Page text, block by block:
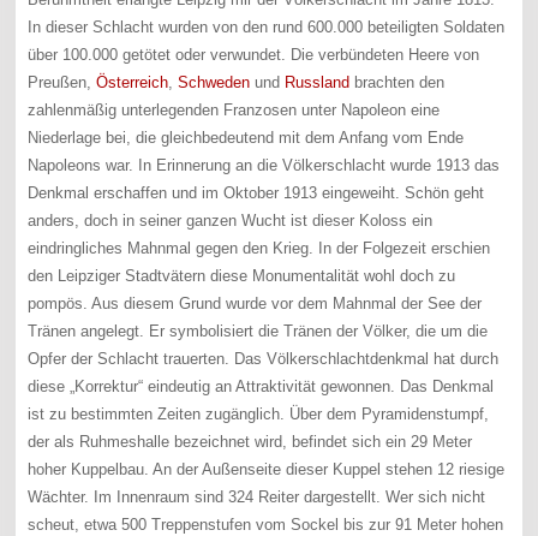
In dieser Schlacht wurden von den rund 600.000 beteiligten Soldaten
über 100.000 getötet oder verwundet. Die verbündeten Heere von
Preußen,Österreich,Schweden und Russland brachten den
zahlenmäßig unterlegenden Franzosen unter Napoleon eine
Niederlage bei, die gleichbedeutend mit dem Anfang vom Ende
Napoleons war. In Erinnerung an die Völkerschlacht wurde 1913 das
Denkmal erschaffen und im Oktober 1913 eingeweiht. Schön geht
anders, doch in seiner ganzen Wucht ist dieser Koloss ein
eindringliches Mahnmal gegen den Krieg. In der Folgezeit erschien
den Leipziger Stadtvätern diese Monumentalität wohl doch zu
pompös. Aus diesem Grund wurde vor dem Mahnmal der See der
Tränen angelegt. Er symbolisiert die Tränen der Völker, die um die
Opfer der Schlacht trauerten. Das Völkerschlachtdenkmal hat durch
diese „Korrektur“ eindeutig an Attraktivität gewonnen. Das Denkmal
ist zu bestimmten Zeiten zugänglich. Über dem Pyramidenstumpf,
der als Ruhmeshalle bezeichnet wird, befindet sich ein 29 Meter
hoher Kuppelbau. An der Außenseite dieser Kuppel stehen 12 riesige
Wächter. Im Innenraum sind 324 Reiter dargestellt. Wer sich nicht
scheut, etwa 500 Treppenstufen vom Sockel bis zur 91 Meter hohen